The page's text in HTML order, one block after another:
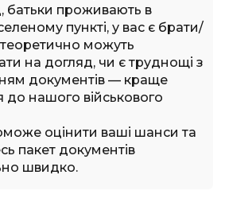
батьки проживають в
пункті, у вас є брати/
теоретично можуть
на догляд, чи є труднощі з
документів — краще
до нашого військового
оцінити ваші шанси та
пакет документів
швидко.